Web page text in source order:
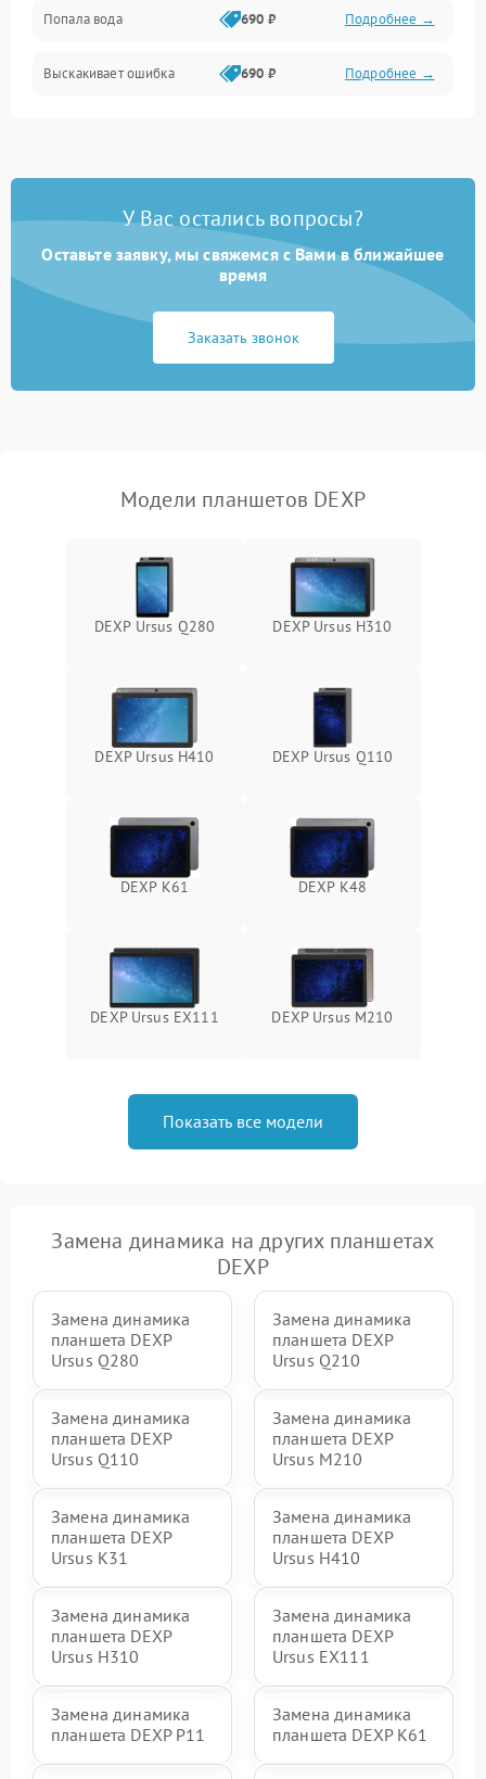
Разговор (микрофон, динамик)
Перегрев и нестабильная работа
Программные сбои
Сенсорное управление
Проблемы с механикой
Кнопки и органы управления
Попала вода 690 ₽ Подробнее →
Выскакивает ошибка 690 ₽ Подробнее →
У Вас остались вопросы?
Оставьте заявку, мы свяжемся с Вами в ближайшее
время
Заказать звонок
Модели планшетов DEXP
DEXP Ursus Q280 DEXP Ursus H310
DEXP Ursus H410 DEXP Ursus Q110
DEXP K61 DEXP K48
DEXP Ursus EX111 DEXP Ursus M210
Показать все модели
Замена динамика на других планшетах
DEXP
Замена динамика
планшета DEXP
Ursus Q280
Замена динамика
планшета DEXP
Ursus Q210
Замена динамика
планшета DEXP
Ursus Q110
Замена динамика
планшета DEXP
Ursus M210
Замена динамика
планшета DEXP
Ursus K31
Замена динамика
планшета DEXP
Ursus H410
Замена динамика
планшета DEXP
Ursus H310
Замена динамика
планшета DEXP
Ursus EX111
Замена динамика
планшета DEXP P11
Замена динамика
планшета DEXP K61